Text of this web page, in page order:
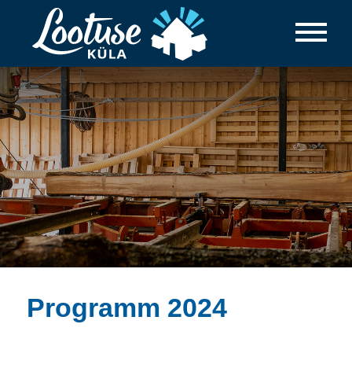
Programm 2024